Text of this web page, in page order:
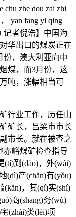
chu zhe dou zai zhi
yan fang yi qing
记者倪浩】中国海
华出口的煤炭正在
份，澳大利亚向中
煤，而3月份，这
吨，涨幅相当可
业工作，历任山
矿长，吕梁市市长
市长。就在被查之
赤峪煤矿检查指导
(tí)到(dào)，外(wài)
(dì)产(chǎn)有(yǒu)
(kǎn)，其(qí)实(shí)
商(shāng)务(wù)
(zhái)类(lèi)项